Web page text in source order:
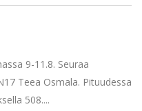
9-11.8. Seuraa
Teea Osmala. Pituudessa
508....